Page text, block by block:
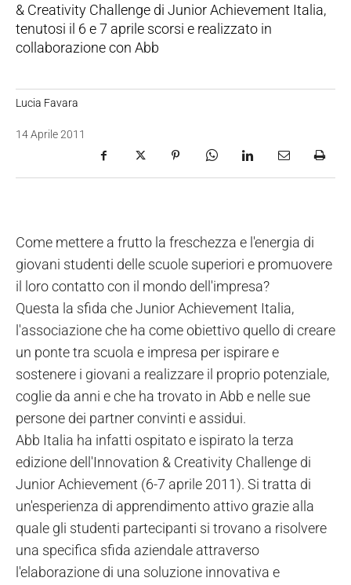
& Creativity Challenge di Junior Achievement Italia,
tenutosi il 6 e 7 aprile scorsi e realizzato in
collaborazione con Abb
Lucia Favara
14 Aprile 2011
Come mettere a frutto la freschezza e l'energia di
giovani studenti delle scuole superiori e promuovere
il loro contatto con il mondo dell'impresa?
Questa la sfida che Junior Achievement Italia,
l'associazione che ha come obiettivo quello di creare
un ponte tra scuola e impresa per ispirare e
sostenere i giovani a realizzare il proprio potenziale,
coglie da anni e che ha trovato in Abb e nelle sue
persone dei partner convinti e assidui.
Abb Italia ha infatti ospitato e ispirato la terza
edizione dell'Innovation & Creativity Challenge di
Junior Achievement (6-7 aprile 2011). Si tratta di
un'esperienza di apprendimento attivo grazie alla
quale gli studenti partecipanti si trovano a risolvere
una specifica sfida aziendale attraverso
l'elaborazione di una soluzione innovativa e